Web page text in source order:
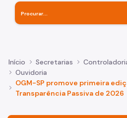
Início Secretarias
Ouvidoria
OGM-SP promove primeira
Transparência Passiva de 2026